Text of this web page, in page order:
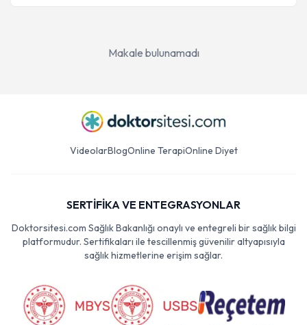
Makale bulunamadı
VideolarBlogOnline TerapiOnline Diyet
SERTİFİKA VE ENTEGRASYONLAR
Doktorsitesi.com Sağlık Bakanlığı onaylı ve entegreli bir sağlık bilgi
platformudur. Sertifikaları ile tescillenmiş güvenilir altyapısıyla
sağlık hizmetlerine erişim sağlar.